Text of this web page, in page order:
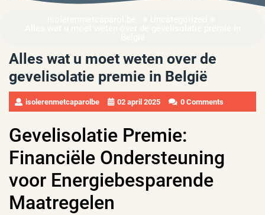
Alles wat u moet weten over de
gevelisolatie premie in België
isolerenmetcaparolbe 02 april 2025 0 Comments
Gevelisolatie Premie:
Financiële Ondersteuning
voor Energiebesparende
Maatregelen